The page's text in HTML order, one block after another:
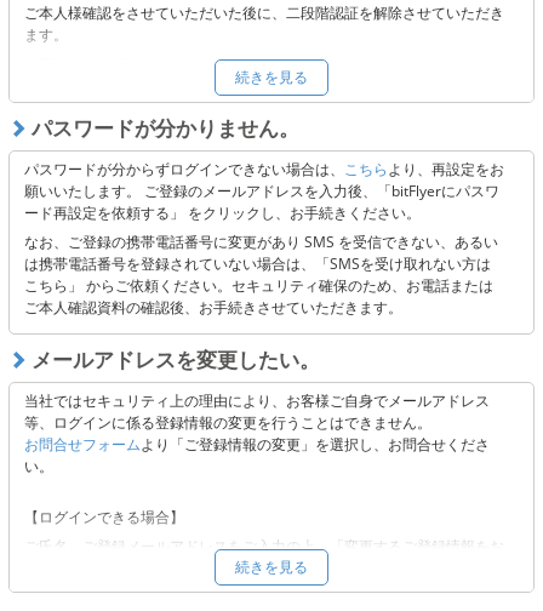
ご本人様確認をさせていただいた後に、二段階認証を解除させていただき
ます。
二段階認証の解除をご希望の方へ
※二段階認証解除後も当社の定めるセキュリティの観点から認証コードを
送付しております。メールの受信ができない場合には、受信設定またはキ
ャリア側に起因する可能性がございますので、以下 3点のご確認をお願い
いたします。
「@bitflyer.com」「@bitflyer.jp」のドメイン指定解除
フィルタリング設定に当社が該当していないか
迷惑メールフォルダに振り分けられていないか
【上記にて解決できない場合】
以下よりお問い合わせください。
お問合せフォーム
続きを見る
パスワードが分かりません。
パスワードが分からずログインできない場合は、 こちらより、再設定をお
願いいたします。 ご登録のメールアドレスを入力後、「bitFlyerにパスワ
ード再設定を依頼する」 をクリックし、お手続きください。
なお、ご登録の携帯電話番号に変更があり SMS を受信できない、あるい
は携帯電話番号を登録されていない場合は、「SMSを受け取れない方は
こちら」 からご依頼ください。セキュリティ確保のため、お電話または
ご本人確認資料の確認後、お手続きさせていただきます。
メールアドレスを変更したい。
当社ではセキュリティ上の理由により、お客様ご自身でメールアドレス
等、ログインに係る登録情報の変更を行うことはできません。
お問合せフォームより「ご登録情報の変更」を選択し、お問合せくださ
い。
【ログインできる場合】
ご氏名、ご登録メールアドレスをご入力の上、「変更するご登録情報をお
選びください。」から「メールアドレス」をご選択いただき、必要事項を
ご入力の上、ご依頼ください。
続きを見る